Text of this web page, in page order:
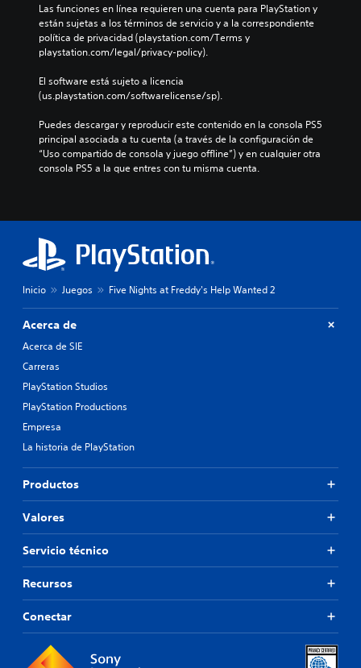
Las funciones en línea requieren una cuenta para PlayStation y
están sujetas a los términos de servicio y a la correspondiente
política de privacidad (playstation.com/Terms y
playstation.com/legal/privacy-policy).
El software está sujeto a licencia
(us.playstation.com/softwarelicense/sp).
Puedes descargar y reproducir este contenido en la consola PS5
principal asociada a tu cuenta (a través de la configuración de
“Uso compartido de consola y juego offline”) y en cualquier otra
consola PS5 a la que entres con tu misma cuenta.
Inicio Juegos Five Nights at Freddy's Help Wanted 2
Acerca de
Acerca de SIE
Carreras
PlayStation Studios
PlayStation Productions
Empresa
La historia de PlayStation
Productos
Valores
Servicio técnico
Recursos
Conectar